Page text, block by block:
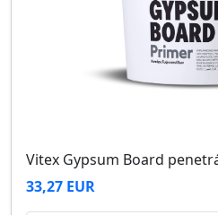
Vitex Gypsum Board
33,27 EUR